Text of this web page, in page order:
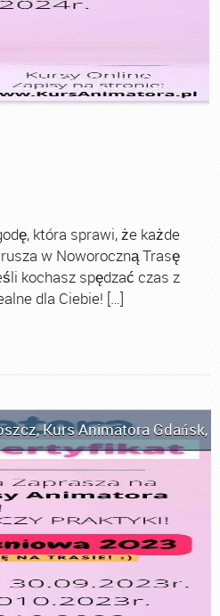
która sprawi, że każde
w Noworoczną Trasę
kochasz spędzać czas z
dla Ciebie! […]
,Kurs Animatora Gdańsk,